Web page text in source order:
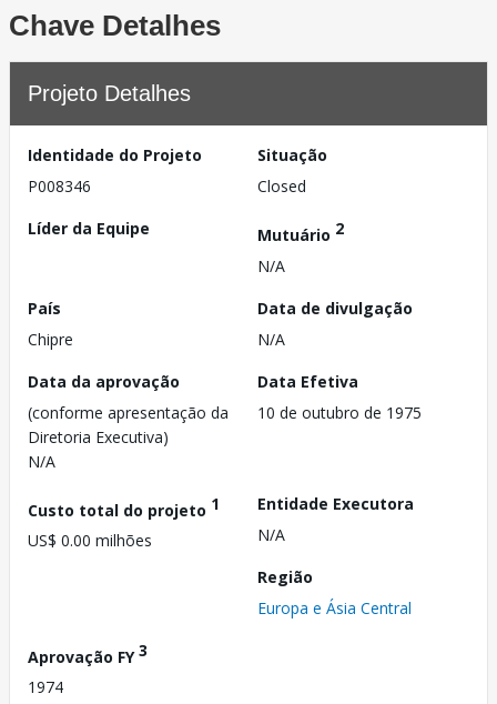
Chave Detalhes
Projeto Detalhes
Identidade do Projeto
P008346
Situação
Closed
Líder da Equipe
Mutuário 2
N/A
País
Chipre
Data de divulgação
N/A
Data da aprovação
(conforme apresentação da
Diretoria Executiva)
N/A
Data Efetiva
10 de outubro de 1975
Custo total do projeto 1
US$ 0.00 milhões
Entidade Executora
N/A
Região
Europa e Ásia Central
Aprovação FY3
1974